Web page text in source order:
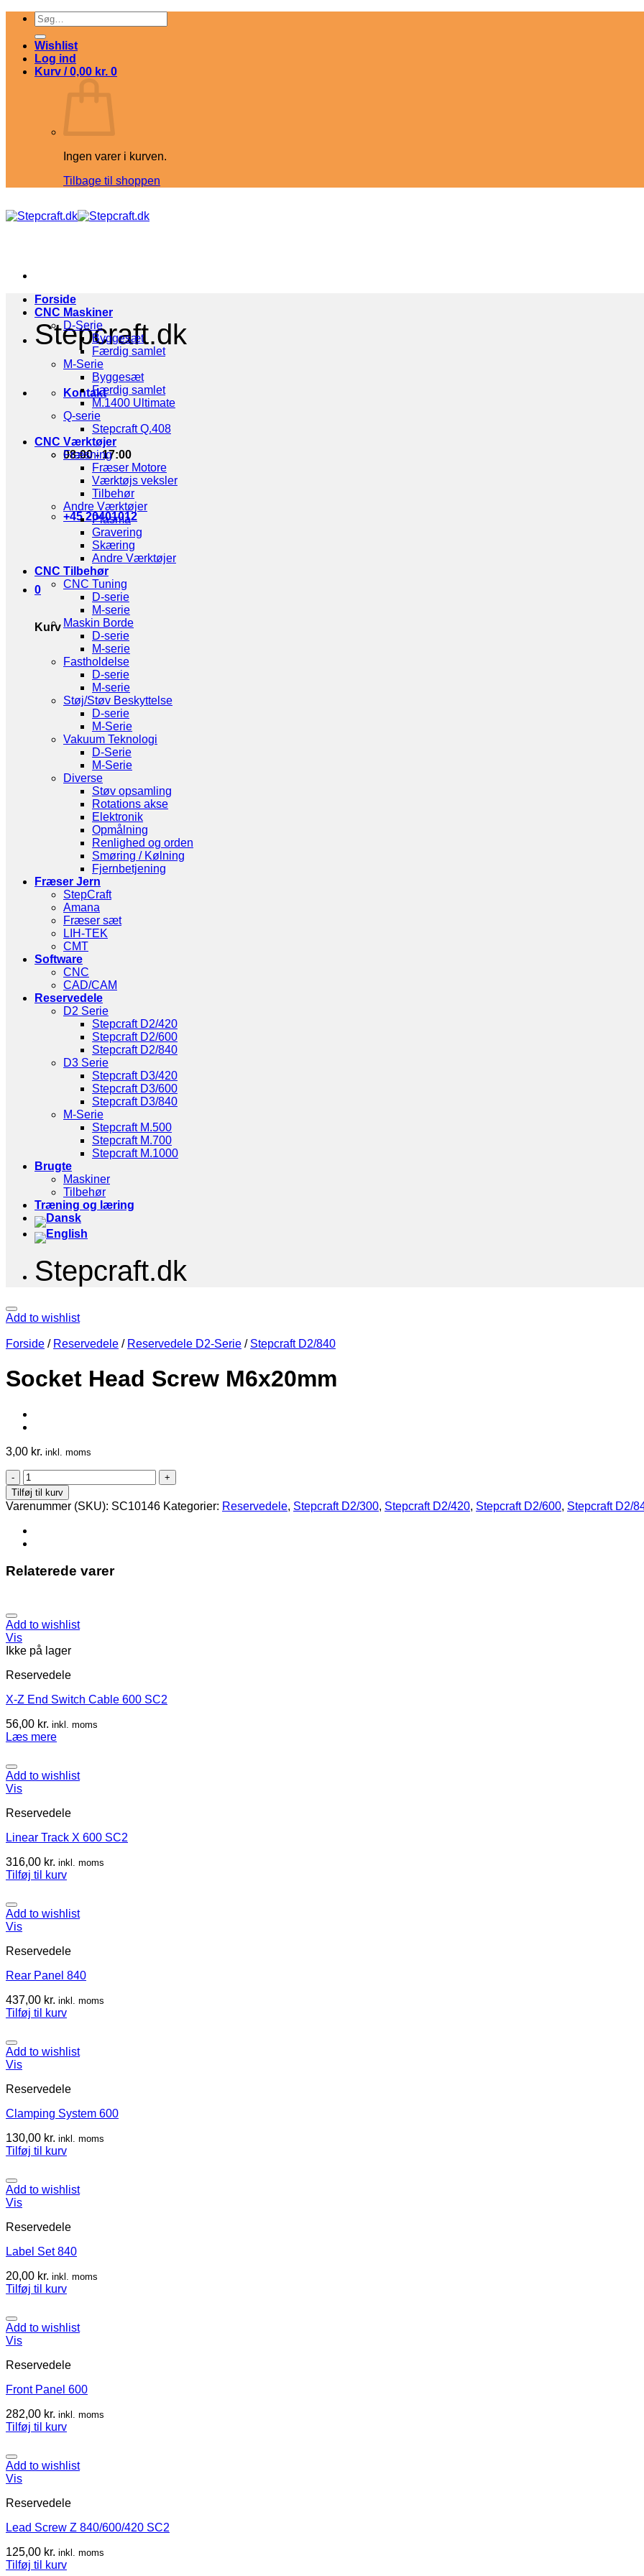
Fortsæt
indhold
Søg
efter:
Wishlist
Log ind
Kurv /0,00 kr. 0
Ingen varer i kurven.
Tilbage til shoppen
Stepcraft.dk
Kontakt
08:00 - 17:00
+45 20401012
0
Kurv
Forside
CNC Maskiner
D-Serie
Byggesæt
Færdig samlet
M-Serie
Byggesæt
Færdig samlet
M.1400 Ultimate
Q-serie
Stepcraft Q.408
CNC Værktøjer
Fræsning
Fræser Motore
Værktøjs veksler
Tilbehør
Andre Værktøjer
Plasma
Gravering
Skæring
Andre Værktøjer
CNC Tilbehør
CNC Tuning
D-serie
M-serie
Maskin Borde
D-serie
M-serie
Fastholdelse
D-serie
M-serie
Støj/Støv Beskyttelse
D-serie
M-Serie
Vakuum Teknologi
D-Serie
M-Serie
Diverse
Støv opsamling
Rotations akse
Elektronik
Opmålning
Renlighed og orden
Smøring / Kølning
Fjernbetjening
Fræser Jern
StepCraft
Amana
Fræser sæt
LIH-TEK
CMT
Software
CNC
CAD/CAM
Reservedele
D2 Serie
Stepcraft D2/420
Stepcraft D2/600
Stepcraft D2/840
D3 Serie
Stepcraft D3/420
Stepcraft D3/600
Stepcraft D3/840
M-Serie
Stepcraft M.500
Stepcraft M.700
Stepcraft M.1000
Brugte
Maskiner
Tilbehør
Træning og læring
Stepcraft.dk
Add to wishlist
Forside / Reservedele / Reservedele D2-Serie / Stepcraft D2/840
Socket Head Screw M6x20mm
3,00 kr. inkl. moms
Socket
Head
Screw
M6x20mm
antal
Tilføj til kurv
Varenummer (SKU): SC10146 Kategorier: Reservedele, Stepcraft D2/300, Stepcraft D2/420, Stepcraft D2/600, Stepcraft D2/
Relaterede varer
Add to wishlist
Vis
Ikke på lager
Reservedele
X-Z End Switch Cable 600 SC2
56,00 kr. inkl. moms
Læs mere
Add to wishlist
Vis
Reservedele
Linear Track X 600 SC2
316,00 kr. inkl. moms
Tilføj til kurv
Add to wishlist
Vis
Reservedele
Rear Panel 840
437,00 kr. inkl. moms
Tilføj til kurv
Add to wishlist
Vis
Reservedele
Clamping System 600
130,00 kr. inkl. moms
Tilføj til kurv
Add to wishlist
Vis
Reservedele
Label Set 840
20,00 kr. inkl. moms
Tilføj til kurv
Add to wishlist
Vis
Reservedele
Front Panel 600
282,00 kr. inkl. moms
Tilføj til kurv
Add to wishlist
Vis
Reservedele
Lead Screw Z 840/600/420 SC2
125,00 kr. inkl. moms
Tilføj til kurv